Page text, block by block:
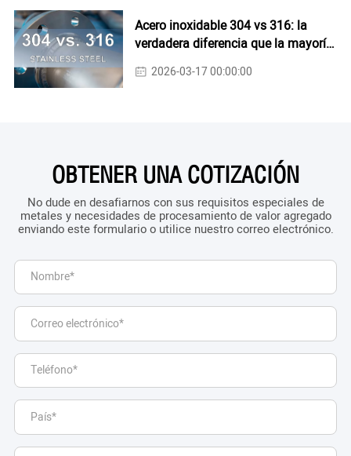
Acero inoxidable 304 vs 316: la
verdadera diferencia que la mayoría
de la gente pasa por alto
2026-03-17 00:00:00
OBTENER UNA COTIZACIÓN
No dude en desafiarnos con sus requisitos especiales de
metales y necesidades de procesamiento de valor agregado
enviando este formulario o utilice nuestro correo electrónico.